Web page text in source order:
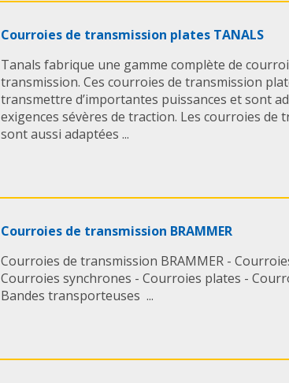
Courroies de transmission plates TANALS
Tanals fabrique une gamme complète de
transmission. Ces courroies de transmission
transmettre d’importantes puissances et sont
exigences sévères de traction. Les courroies de
sont aussi adaptées ...
Courroies de transmission BRAMMER
Courroies de transmission BRAMMER -
Courroies synchrones - Courroies plates -
Bandes transporteuses ...